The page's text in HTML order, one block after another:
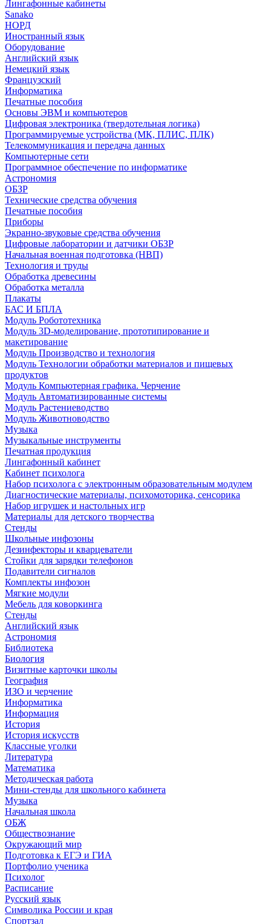
Лингафонные кабинеты
Sanako
НОРД
Иностранный язык
Оборудование
Английский язык
Немецкий язык
Французский
Информатика
Печатные пособия
Основы ЭВМ и компьютеров
Цифровая электроника (твердотельная логика)
Программируемые устройства (МК, ПЛИС, ПЛК)
Телекоммуникация и передача данных
Компьютерные сети
Программное обеспечение по информатике
Астрономия
ОБЗР
Технические средства обучения
Печатные пособия
Приборы
Экранно-звуковые средства обучения
Цифровые лаборатории и датчики ОБЗР
Начальная военная подготовка (НВП)
Технология и труды
Обработка древесины
Обработка металла
Плакаты
БАС И БПЛА
Модуль Робототехника
Модуль 3D-моделирование, прототипирование и
макетирование
Модуль Производство и технология
Модуль Технологии обработки материалов и пищевых
продуктов
Модуль Компьютерная графика. Черчение
Модуль Автоматизированные системы
Модуль Растениеводство
Модуль Животноводство
Музыка
Музыкальные инструменты
Печатная продукция
Лингафонный кабинет
Кабинет психолога
Набор психолога с электронным образовательным модулем
Диагностические материалы, психомоторика, сенсорика
Набор игрушек и настольных игр
Материалы для детского творчества
Стенды
Школьные инфозоны
Дезинфекторы и кварцеватели
Стойки для зарядки телефонов
Подавители сигналов
Комплекты инфозон
Мягкие модули
Мебель для коворкинга
Стенды
Английский язык
Астрономия
Библиотека
Биология
Визитные карточки школы
География
ИЗО и черчение
Информатика
Информация
История
История искусств
Классные уголки
Литература
Математика
Методическая работа
Мини-стенды для школьного кабинета
Музыка
Начальная школа
ОБЖ
Обществознание
Окружающий мир
Подготовка к ЕГЭ и ГИА
Портфолио ученика
Психолог
Расписание
Русский язык
Символика России и края
Спортзал